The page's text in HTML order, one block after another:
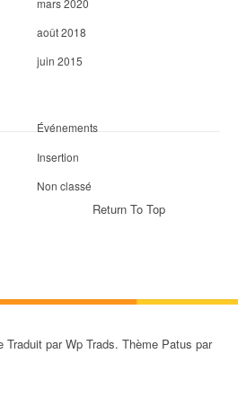
août 2018
juin 2015
Événements
Insertion
Non classé
Return To Top
par Wp Trads. Thème Patus par